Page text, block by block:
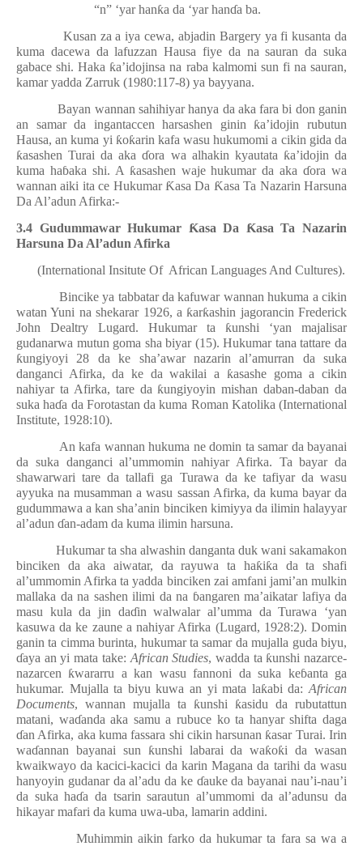
“n” ‘yar hanƙa da ‘yar hanɗa ba.
Kusan za a iya cewa, abjadin Bargery ya fi kusanta da
kuma dacewa da lafuzzan Hausa fiye da na sauran da suka
gabace shi. Haka ƙa’idojinsa na raba kalmomi sun fi na sauran,
kamar yadda Zarruk (1980:117-8) ya bayyana.
Bayan wannan sahihiyar hanya da aka fara bi don ganin
an samar da ingantaccen harsashen ginin ƙa’idojin rubutun
Hausa, an kuma yi ƙoƙarin kafa wasu hukumomi a cikin gida da
ƙasashen Turai da akaɗora wa alhakin kyautata ƙa’idojin da
kuma haɓaka shi. A ƙasashen waje hukumar da akaɗora wa
wannan aiki ita ce HukumarƘasa Da Ƙasa Ta Nazarin Harsuna
Da Al’adun Afirka:-
3.4 Gudummawar Hukumar Ƙasa Da Ƙasa Ta Nazarin
Harsuna Da Al’adun Afirka
(International Insitute Of African Languages And Cultures).
Bincike ya tabbatar da kafuwar wannan hukuma a cikin
watan Yuni na shekarar 1926, a ƙarƙashin jagorancin Frederick
John Dealtry Lugard. Hukumar ta ƙunshi ‘yan majalisar
gudanarwa mutun goma sha biyar (15). Hukumar tana tattare da
ƙungiyoyi 28 da ke sha’awar nazarin al’amurran da suka
danganci Afirka, da ke da wakilai a ƙasashe goma a cikin
nahiyar ta Afirka, tare da ƙungiyoyin mishan daban-daban da
suka haɗa da Forotastan da kuma Roman Katolika (International
Institute, 1928:10).
An kafa wannan hukuma ne domin ta samar da bayanai
da suka danganci al’ummomin nahiyar Afirka. Ta bayar da
shawarwari tare da tallafi ga Turawa da ke tafiyar da wasu
ayyuka na musamman a wasu sassan Afirka, da kuma bayar da
gudummawa a kan sha’anin binciken kimiyya da ilimin halayyar
al’adun ɗan-adam da kuma ilimin harsuna.
Hukumar ta sha alwashin danganta duk wani sakamakon
binciken da aka aiwatar, da rayuwa ta haƙiƙa da ta shafi
al’ummomin Afirka ta yadda binciken zai amfani jami’an mulkin
mallaka da na sashen ilimi da na ɓangaren ma’aikatar lafiya da
masu kula da jin daɗin walwalar al’umma da Turawa ‘yan
kasuwa da ke zaune a nahiyar Afirka (Lugard, 1928:2). Domin
ganin ta cimma burinta, hukumar ta samar da mujalla guda biyu,
ɗaya an yi mata take: African Studies, wadda ta ƙunshi nazarce-
nazarcen ƙwararru a kan wasu fannoni da suka keɓanta ga
hukumar. Mujalla ta biyu kuwa an yi mata laƙabi da:African
Documents, wannan mujalla ta ƙunshi ƙasidu da rubutattun
matani, waɗanda aka samu a rubuce ko ta hanyar shifta daga
ɗan Afirka, aka kuma fassara shi cikin harsunan ƙasar Turai. Irin
waɗannan bayanai sun ƙunshi labarai da waƙoƙi da wasan
kwaikwayo da kacici-kacici da karin Magana da tarihi da wasu
hanyoyin gudanar da al’adu da ke ɗauke da bayanai nau’i-nau’i
da suka haɗa da tsarin sarautun al’ummomi da al’adunsu da
hikayar mafari da kuma uwa-uba, lamarin addini.
Muhimmin aikin farko da hukumar ta fara sa wa a